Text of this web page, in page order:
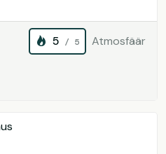
5 / 5 Atmosfäär